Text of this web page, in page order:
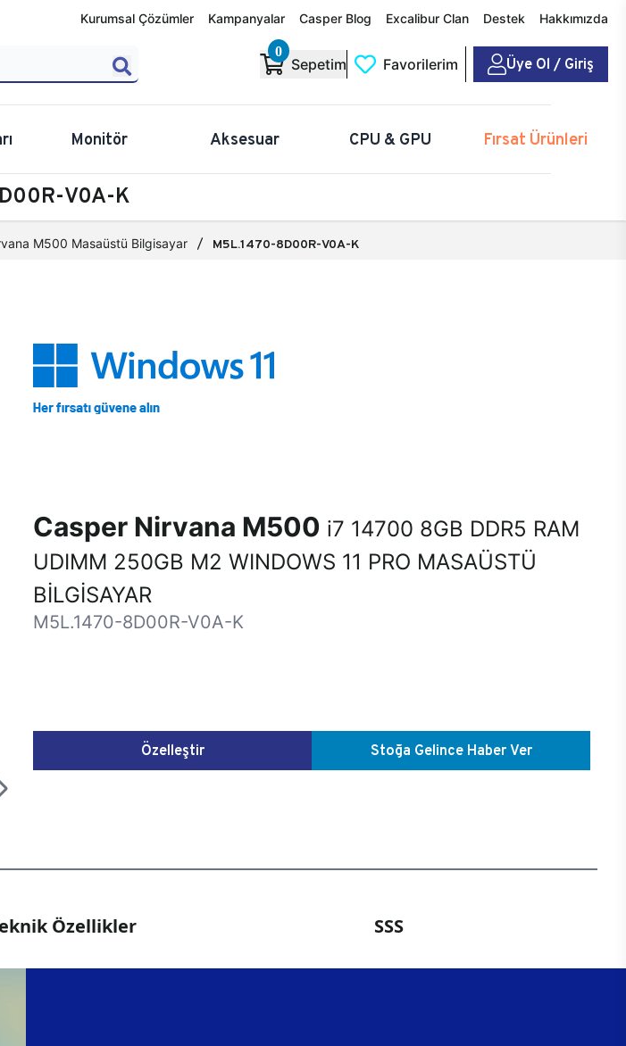
Kurumsal Çözümler Kampanyalar Casper Blog Excalibur Clan Destek Hakkımızda
0
Sepetim Favorilerim Üye Ol / Giriş
Monitör Aksesuar CPU & GPU Fırsat Ürünleri
V0A-K
M500 Masaüstü Bilgisayar M5L.1470-8D00R-V0A-K
Casper Nirvana M500 i7 14700 8GB DDR5 RAM
UDIMM 250GB M2 WINDOWS 11 PRO MASAÜSTÜ
BİLGİSAYAR
M5L.1470-8D00R-V0A-K
Özelleştir Stoğa Gelince Haber Ver
Özellikler SSS